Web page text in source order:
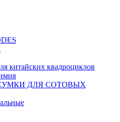
квадроциклов
ДЛЯ СОТОВЫХ